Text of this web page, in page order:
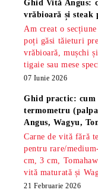
Ghid Vită Angus:
vrăbioară și steak
Am creat o
poți găsi tăieturi
vrăbioară, mușchi
tigaie sau mese
07 Iunie 2026
Ghid practic: cum
termometru
Angus, Wagyu,
Carne de vită fără
pentru rare/
cm, 3 cm,
vită maturată și
21 Februarie 2026